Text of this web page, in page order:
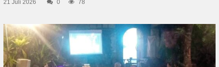
21 Juli 2026 0 78